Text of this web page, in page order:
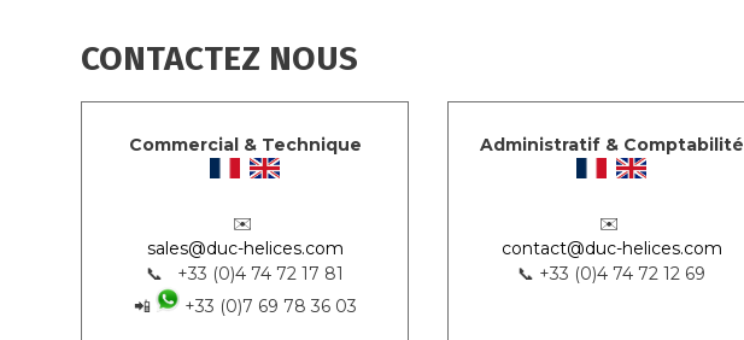
CONTACTEZ NOUS
Commercial & Technique
✉️
sales@duc-helices.com
📞 +33 (0)4 74 72 17 81
📲
+33 (0)7 69 78 36 03
Administratif & Comptabilité
✉️
contact@duc-helices.com
📞 +33 (0)4 74 72 12 69